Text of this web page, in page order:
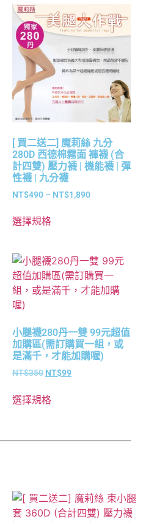
[ 買二送二] 魔莉絲 九分
280D 西德棉霧面 褲襪 (合
計四雙) 壓力襪 | 機能襪 | 彈
性襪 | 九分襪
NT$490 – NT$1,890
選擇規格
小腿襪280丹一雙 99元超值
加購區(需訂購買一組，或
是滿千，才能加購喔)
NT$350 NT$99
選擇規格